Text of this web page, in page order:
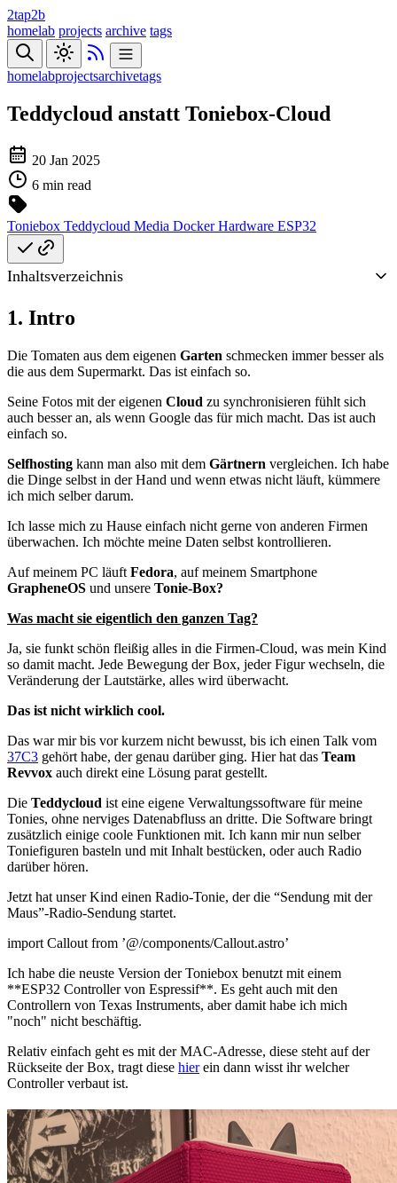
2tap2b
homelab projects archive tags
homelabprojectsarchivetags
Teddycloud anstatt Toniebox-Cloud
20 Jan 2025
6 min read
Toniebox Teddycloud Media DockerHardware ESP32
Inhaltsverzeichnis
1. Intro
Die Tomaten aus dem eigenen Garten schmecken immer besser als
die aus dem Supermarkt. Das ist einfach so.
Seine Fotos mit der eigenen Cloud zu synchronisieren fühlt sich
auch besser an, als wenn Google das für mich macht. Das ist auch
einfach so.
Selfhosting kann man also mit dem Gärtnern vergleichen. Ich habe
die Dinge selbst in der Hand und wenn etwas nicht läuft, kümmere
ich mich selber darum.
Ich lasse mich zu Hause einfach nicht gerne von anderen Firmen
überwachen. Ich möchte meine Daten selbst kontrollieren.
Auf meinem PC läuft Fedora, auf meinem Smartphone
GrapheneOS und unsere Tonie-Box?
Was macht sie eigentlich den ganzen Tag?
Ja, sie funkt schön fleißig alles in die Firmen-Cloud, was mein Kind
so damit macht. Jede Bewegung der Box, jeder Figur wechseln, die
Veränderung der Lautstärke, alles wird überwacht.
Das ist nicht wirklich cool.
Das war mir bis vor kurzem nicht bewusst, bis ich einen Talk vom
37C3 gehört habe, der genau darüber ging. Hier hat das Team
Revvox auch direkt eine Lösung parat gestellt.
Die Teddycloud ist eine eigene Verwaltungssoftware für meine
Tonies, ohne nerviges Datenabfluss an dritte. Die Software bringt
zusätzlich einige coole Funktionen mit. Ich kann mir nun selber
Toniefiguren basteln und mit Inhalt bestücken, oder auch Radio
darüber hören.
Jetzt hat unser Kind einen Radio-Tonie, der die “Sendung mit der
Maus”-Radio-Sendung startet.
import Callout from ’@/components/Callout.astro’
Ich habe die neuste Version der Toniebox benutzt mit einem
**ESP32 Controller von Espressif**. Es geht auch mit den
Controllern von Texas Instruments, aber damit habe ich mich
"noch" nicht beschäftig.
Relativ einfach geht es mit der MAC-Adresse, diese steht auf der
Rückseite der Box, tragt diese hierein dann wisst ihr welcher
Controller verbaut ist.